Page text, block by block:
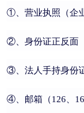
①、营业执照（企
②、身份证正反面
③、法人手持身份
④、邮箱（126、